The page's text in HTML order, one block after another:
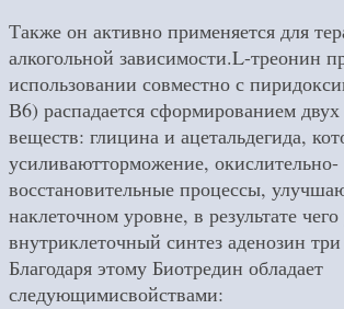
Также он активно применяется для
алкогольной зависимости.L-треонин
использовании совместно с
В6) распадается сформированием
веществ: глицина и ацетальдегида,
усиливаютторможение, окислительно-
восстановительные процессы,
наклеточном уровне, в результате
внутриклеточный синтез аденозин
Благодаря этому Биотредин обладает
следующимисвойствами: